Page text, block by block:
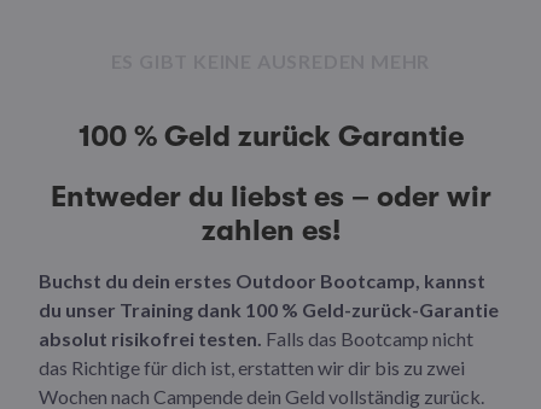
100 % Geld zurück Garantie
Entweder du liebst es – oder wir
zahlen es!
Buchst du dein erstes Outdoor Bootcamp, kannst
du unser Training dank 100 % Geld-zurück-Garantie
absolut risikofrei testen. Falls das Bootcamp nicht
das Richtige für dich ist, erstatten wir dir bis zu zwei
Wochen nach Campende dein Geld vollständig zurück.